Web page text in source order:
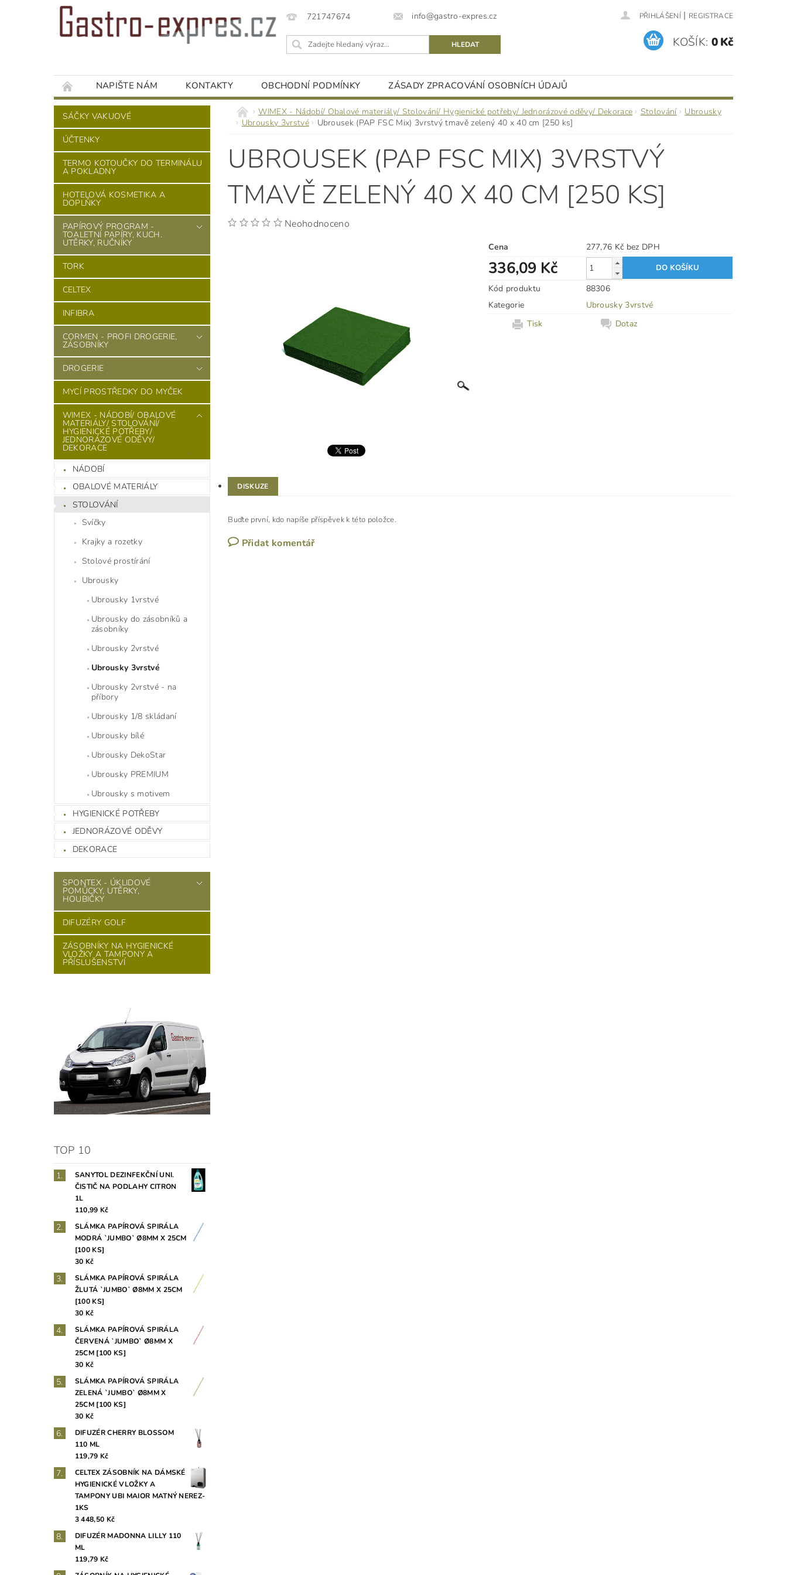
721747674 info@gastro-expres.cz PŘIHLÁŠENÍ | REGISTRACE
KOŠÍK: 0 Kč
NAPIŠTE NÁM KONTAKTY OBCHODNÍ PODMÍNKY ZÁSADY ZPRACOVÁNÍ OSOBNÍCH ÚDAJŮ
SÁČKY VAKUOVÉ
ÚČTENKY
TERMO KOTOUČKY DO TERMINÁLU
A POKLADNY
HOTELOVÁ KOSMETIKA A
DOPLŇKY
PAPÍROVÝ PROGRAM -
TOALETNÍ PAPÍRY, KUCH.
UTĚRKY, RUČNÍKY
TORK
CELTEX
INFIBRA
CORMEN - PROFI DROGERIE,
ZÁSOBNÍKY
DROGERIE
MYCÍ PROSTŘEDKY DO MYČEK
WIMEX - NÁDOBÍ/ OBALOVÉ
MATERIÁLY/ STOLOVÁNÍ/
HYGIENICKÉ POTŘEBY/
JEDNORÁZOVÉ ODĚVY/
DEKORACE
NÁDOBÍ
OBALOVÉ MATERIÁLY
STOLOVÁNÍ
Svíčky
Krajky a rozetky
Stolové prostírání
Ubrousky
Ubrousky 1vrstvé
Ubrousky do zásobníků a
zásobníky
Ubrousky 2vrstvé
Ubrousky 3vrstvé
Ubrousky 2vrstvé - na
příbory
Ubrousky 1/8 skládaní
Ubrousky bílé
Ubrousky DekoStar
Ubrousky PREMIUM
Ubrousky s motivem
HYGIENICKÉ POTŘEBY
JEDNORÁZOVÉ ODĚVY
DEKORACE
SPONTEX - ÚKLIDOVÉ
POMŮCKY, UTĚRKY,
HOUBIČKY
DIFUZÉRY GOLF
ZÁSOBNÍKY NA HYGIENICKÉ
VLOŽKY A TAMPONY A
PŘÍSLUŠENSTVÍ
TOP 10
SANYTOL DEZINFEKČNÍ UNI.
ČISTIČ NA PODLAHY CITRON
1L
110,99 Kč
SLÁMKA PAPÍROVÁ SPIRÁLA
MODRÁ `JUMBO` Ø8MM X 25CM
[100 KS]
30 Kč
SLÁMKA PAPÍROVÁ SPIRÁLA
ŽLUTÁ `JUMBO` Ø8MM X 25CM
[100 KS]
30 Kč
SLÁMKA PAPÍROVÁ SPIRÁLA
ČERVENÁ `JUMBO` Ø8MM X
25CM [100 KS]
30 Kč
SLÁMKA PAPÍROVÁ SPIRÁLA
ZELENÁ `JUMBO` Ø8MM X
25CM [100 KS]
30 Kč
DIFUZÉR CHERRY BLOSSOM
110 ML
119,79 Kč
CELTEX ZÁSOBNÍK NA DÁMSKÉ
HYGIENICKÉ VLOŽKY A
TAMPONY UBI MAIOR MATNÝ NEREZ-
1KS
3 448,50 Kč
DIFUZÉR MADONNA LILLY 110
ML
119,79 Kč
WIMEX - Nádobí/ Obalové materiály/ Stolování/ Hygienické potřeby/ Jednorázové oděvy/ Dekorace Stolování
Ubrousky
Ubrousky 3vrstvé
Ubrousek (PAP FSC Mix) 3vrstvý tmavě zelený 40 x 40 cm [250 ks]
UBROUSEK (PAP FSC MIX) 3VRSTVÝ
TMAVĚ ZELENÝ 40 X 40 CM [250 KS]
Neohodnoceno
Cena 277,76 Kč bez DPH
336,09 Kč
Kód produktu
88306
Kategorie
Ubrousky 3vrstvé
Tisk
Dotaz
DISKUZE
Buďte první, kdo napíše příspěvek k této položce.
Přidat komentář